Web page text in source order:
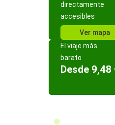
directamente
accesibles
Ver mapa
El viaje más
barato
Desde 9,48